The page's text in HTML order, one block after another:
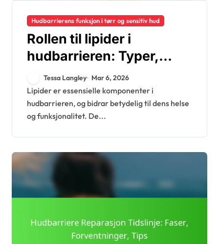
Hudbarrierens funksjon i tørr og sensitiv hud
Rollen til lipider i
hudbarrieren: Typer,
funksjoner, fordeler
Tessa Langley Mar 6, 2026
Lipider er essensielle komponenter i
hudbarrieren, og bidrar betydelig til dens helse
og funksjonalitet. De...